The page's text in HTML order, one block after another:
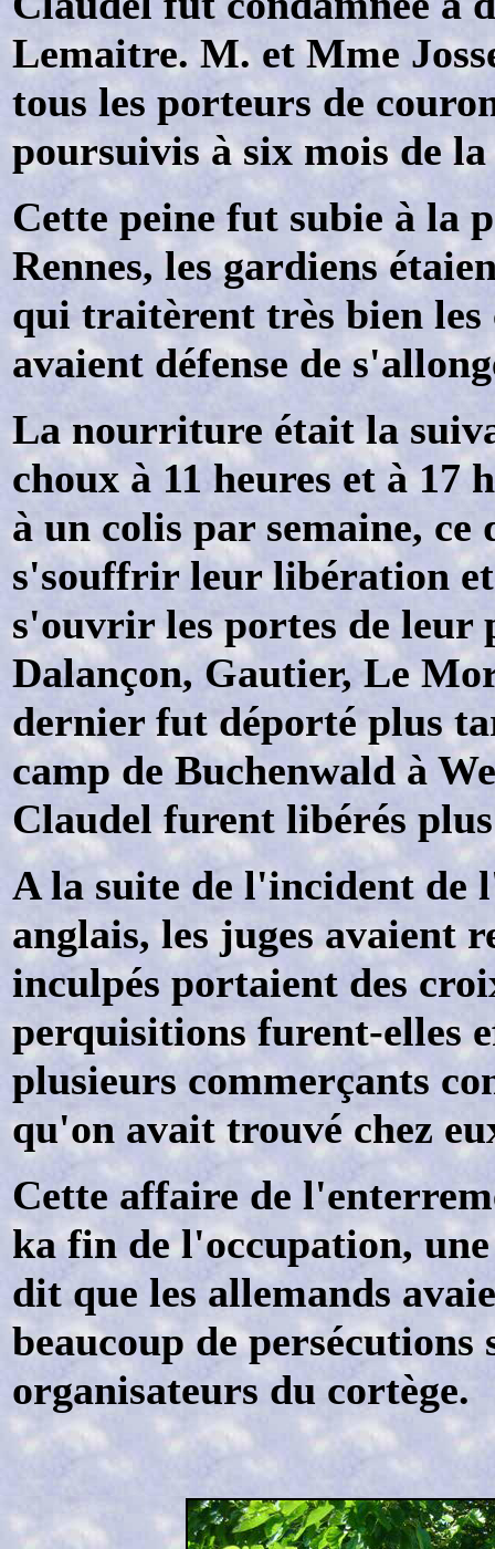
Lemaitre. M. et Mme
tous les porteurs de
poursuivis à six mois de la
Cette peine fut subie à la
Rennes, les gardiens
qui traitèrent très bien les
avaient défense de
La nourriture était la
choux à 11 heures et à 17
à un colis par semaine,
s'souffrir leur libération
s'ouvrir les portes de
Dalançon, Gautier, Le
dernier fut déporté plus
camp de Buchenwald à
Claudel furent libérés
A la suite de l'incident de
anglais, les juges avaient
inculpés portaient des
perquisitions furent-elles
plusieurs commerçants
qu'on avait trouvé chez
Cette affaire de
ka fin de l'occupation,
dit que les allemands
beaucoup de persécutions
organisateurs du cortège.